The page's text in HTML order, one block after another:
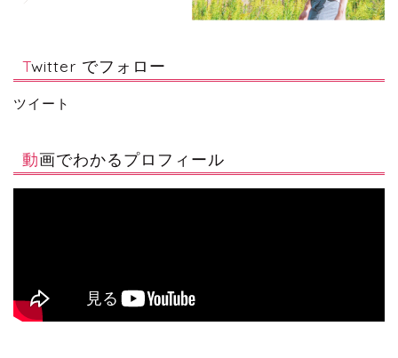
Twitter でフォロー
ツイート
動画でわかるプロフィール